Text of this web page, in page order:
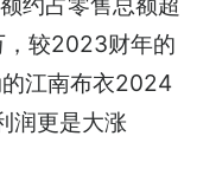
，较2023财年的
江南布衣2024
润更是大涨